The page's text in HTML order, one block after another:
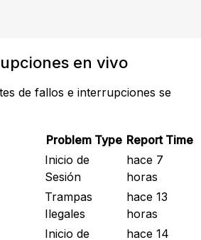
en vivo
de fallos e interrupciones se
Problem Type Report Time
Inicio de
Sesión
hace 7
horas
Trampas
Ilegales
hace 13
horas
Inicio de
hace 14